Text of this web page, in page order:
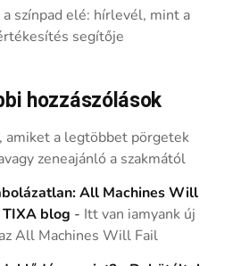
színpad elé: hírlevél, mint a
segítője
hozzászólások
amiket a legtöbbet pörgetek
zeneajánló a szakmától
All Machines Will
blog - Itt van iamyank új
All Machines Will Fail